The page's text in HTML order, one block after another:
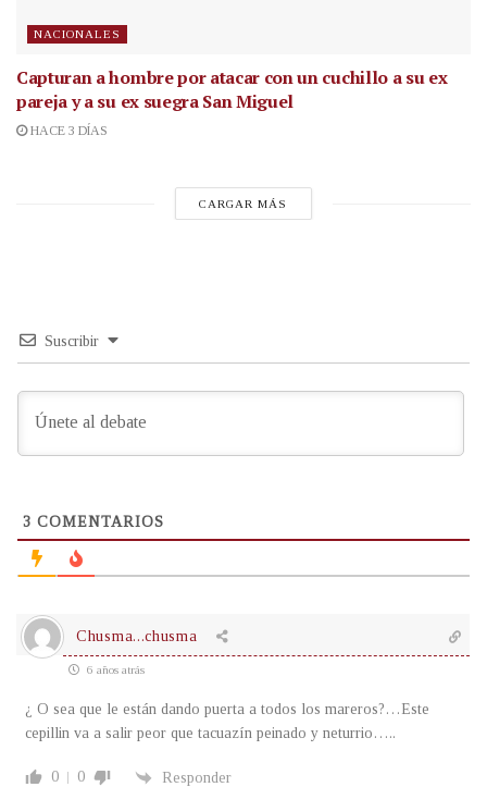
NACIONALES
Capturan a hombre por atacar con un cuchillo a su ex
pareja y a su ex suegra San Miguel
HACE 3 DÍAS
CARGAR MÁS
Suscribir
3 COMENTARIOS
Chusma...chusma
6 años atrás
¿ O sea que le están dando puerta a todos los mareros?…Este
cepillin va a salir peor que tacuazín peinado y neturrio…..
0 0 Responder